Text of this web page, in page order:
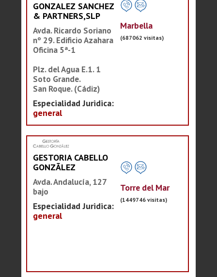
GONZALEZ SANCHEZ
& PARTNERS,SLP
Avda. Ricardo Soriano
nº 29. Edificio Azahara
Oficina 5ª-1
Plz. del Agua E.1. 1
Soto Grande.
San Roque. (Cádiz)
Especialidad Juridica:
general
Marbella
(687062 visitas)
GESTORIA CABELLO
GONZÃLEZ
Avda. Andalucía, 127
bajo
Especialidad Juridica:
general
Torre del Mar
(1449746 visitas)